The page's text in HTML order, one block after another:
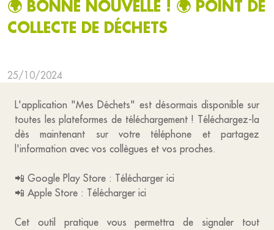
🌍 BONNE NOUVELLE ! 🌍 POINT DE
COLLECTE DE DÉCHETS
25/10/2024
L'application "Mes Déchets" est désormais disponible sur
toutes les plateformes de téléchargement ! Téléchargez-la
dès maintenant sur votre téléphone et partagez
l'information avec vos collègues et vos proches.
📲 Google Play Store : Télécharger ici
📲 Apple Store : Télécharger ici
Cet outil pratique vous permettra de signaler tout